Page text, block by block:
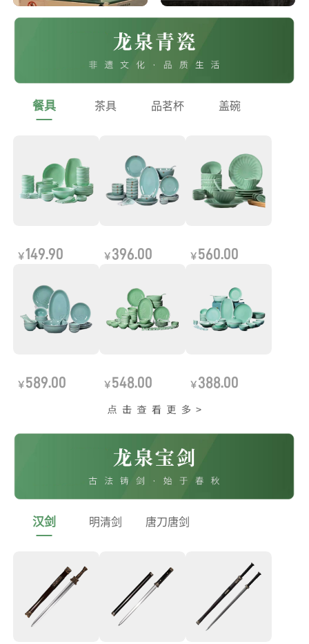
餐具 茶具 品茗杯 盖碗
￥149.90 ￥ 396.00 ￥ 560.00
￥ 589.00 ￥ 548.00 ￥ 388.00
汉剑 明清剑 唐刀唐剑